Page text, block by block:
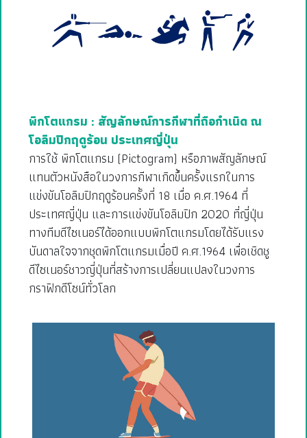
พิกโตแกรม : สัญลักษณ์การกีฬาที่ถือกำเนิด ณ
โอลิมปิกฤดูร้อน ประเทศญี่ปุ่น
การใช้ พิกโตแกรม (Pictogram) หรือภาพสัญลักษณ์
แทนตัวหนังสือในวงการกีฬาเกิดขึ้นครั้งแรกในการ
แข่งขันโอลิมปิกฤดูร้อนครั้งที่ 18 เมื่อ ค.ศ.1964 ที่
ประเทศญี่ปุ่น และการแข่งขันโอลิมปิก 2020 ที่ญี่ปุ่น
ทางทีมดีไซเนอร์ได้ออกแบบพิกโตแกรมโดยได้รับแรง
บันดาลใจจากชุดพิกโตแกรมเมื่อปี ค.ศ.1964 เพื่อเชิดชู
ดีไซเนอร์ชาวญี่ปุ่นที่สร้างการเปลี่ยนแปลงในวงการ
กราฟิกดีโซน์ทั่วโลก